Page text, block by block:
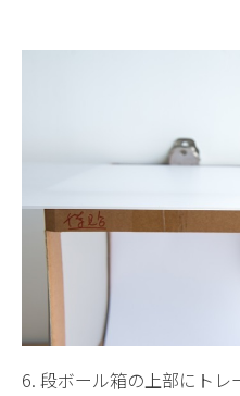
6. 段ボール箱の上部にト